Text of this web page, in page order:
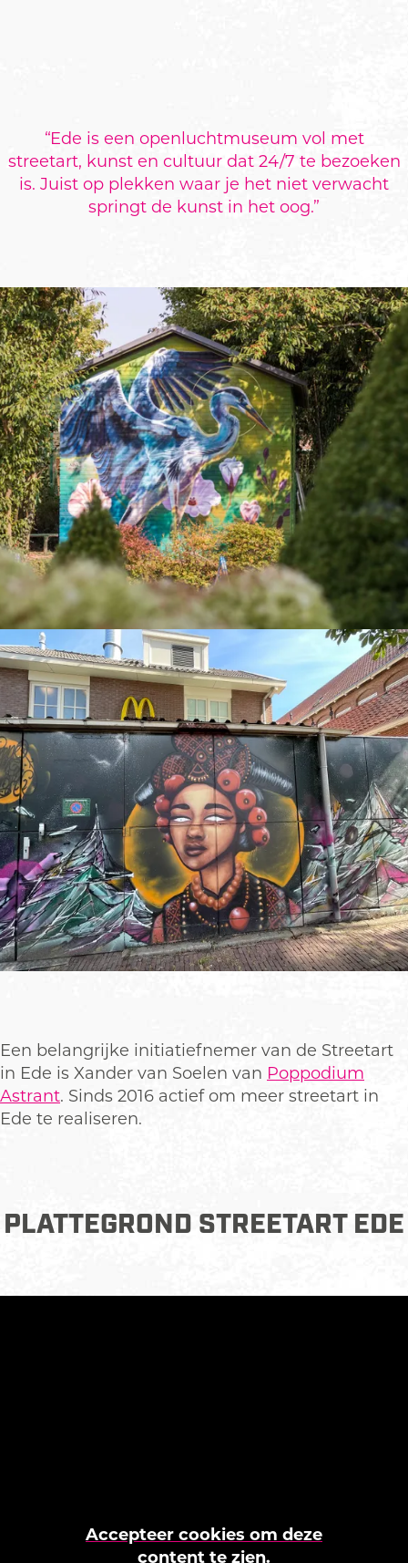
“
Ede is een openluchtmuseum vol met
streetart, kunst en cultuur dat 24/7 te bezoeken
is. Juist op plekken waar je het niet verwacht
springt de kunst in het oog.
”
Een belangrijke initiatiefnemer van de Streetart
in Ede is Xander van Soelen van Poppodium
Astrant. Sinds 2016 actief om meer streetart in
Ede te realiseren.
PLATTEGROND STREETART EDE
Accepteer cookies om deze
content te zien.